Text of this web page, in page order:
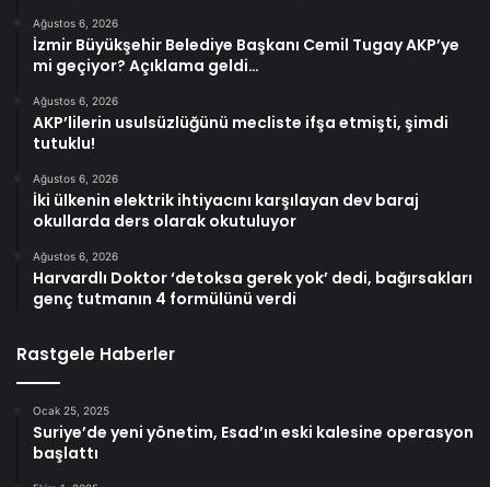
Ağustos 6, 2026
İzmir Büyükşehir Belediye Başkanı Cemil Tugay AKP’ye
mi geçiyor? Açıklama geldi…
Ağustos 6, 2026
AKP’lilerin usulsüzlüğünü mecliste ifşa etmişti, şimdi
tutuklu!
Ağustos 6, 2026
İki ülkenin elektrik ihtiyacını karşılayan dev baraj
okullarda ders olarak okutuluyor
Ağustos 6, 2026
Harvardlı Doktor ‘detoksa gerek yok’ dedi, bağırsakları
genç tutmanın 4 formülünü verdi
Rastgele Haberler
Ocak 25, 2025
Suriye’de yeni yönetim, Esad’ın eski kalesine operasyon
başlattı